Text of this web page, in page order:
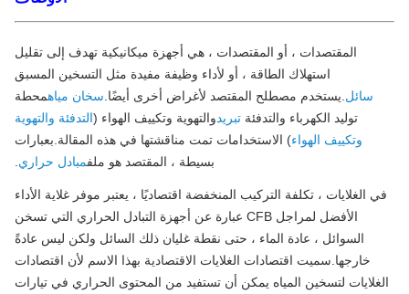
المقتصدات ، أو المقتصدات ، هي أجهزة ميكانيكية تهدف إلى تقليل
استهلاك الطاقة ، أو لأداء وظيفة مفيدة مثل التسخين المسبق
.يستخدم مصطلح المقتصد لأغراض أخرى أيضًا. سخان مياهمحطة
توليد الكهرباء والتدفئةتبريد والتهوية وتكييف الهواء (التدفئة والتهوية
وتكييف الهواء ) الاستخدامات تمت مناقشتها في هذه المقالة.بعبارات
بسيطة ، المقتصد هو ملفمبادل حراري.
الغلايات ، تكلفة التركيب المنخفضة اقتصاديًا ، يعتبر موفر غلاية الأداء
الأفضل لمراجل CFB عبارة عن أجهزة التبادل الحراري التي تسخن
السوائل ، عادة الماء ، حتى نقطة غليان ذلك السائل ولكن ليس عادةً
خارجها.سميت اقتصادات الغلايات الاقتصادية بهذا الاسم لأن اقتصادات
لتسخين المياه يمكن أن تستفيد من المحتوى الحراري في تيارات